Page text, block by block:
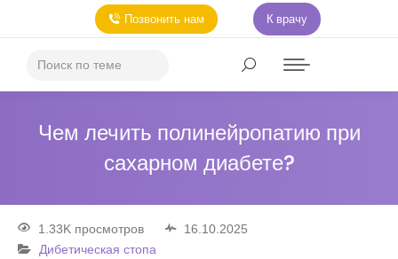
Позвонить нам К врачу
Чем лечить полинейропатию при
сахарном диабете?
1.33K просмотров
16.10.2025
Дибетическая стопа